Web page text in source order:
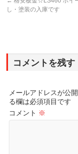
し・塗装の入庫です
コメントを残す
メールアドレスが公
る欄は必須項目です
コメント ※